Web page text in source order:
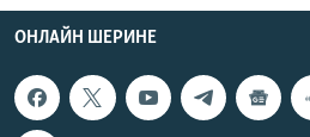
ОНЛАЙН ШЕРИНЕ